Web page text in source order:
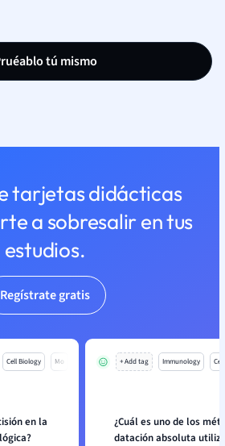
tú mismo
tarjetas didácticas
a sobresalir en tus
estudios.
Regístrate gratis
Cell Biology Mo
en la
+ Add tag Immunology
¿Cuál es uno de los
datación absoluta